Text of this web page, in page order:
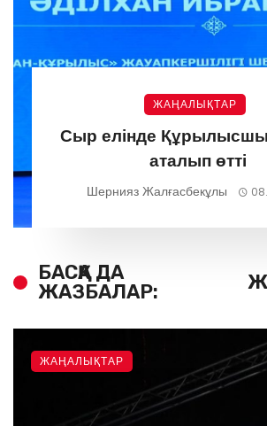
ЖАҢАЛЫҚТАР
Сыр елінде
аталып өтті
Шернияз Жалғасбекұлы
БАСҚА ДА
ЖАЗБАЛАР:
ЖАҢАЛЫҚТАР